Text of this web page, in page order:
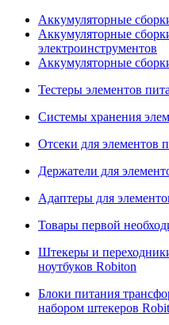
Аккумуляторные
Аккумуляторные
электроинструментов
Аккумуляторные
Тестеры элементов
Системы хранения
Отсеки для элементов
Держатели для
Адаптеры для
Товары первой
Штекеры и
ноутбуков Robiton
Блоки питания
набором штекеров